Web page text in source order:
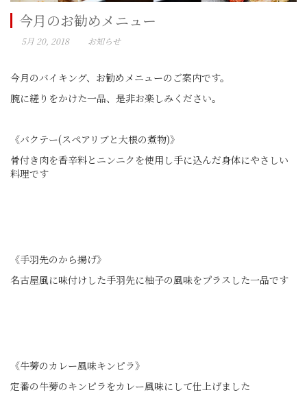
今月のお勧めメニュー
5月 20, 2018 お知らせ
今月のバイキング、お勧めメニューのご案内です。
腕に縒りをかけた一品、是非お楽しみください。
《バクテー(スペアリブと大根の煮物)》
骨付き肉を香辛料とニンニクを使用し手に込んだ身体にやさしい
料理です
《手羽先のから揚げ》
名古屋風に味付けした手羽先に柚子の風味をプラスした一品です
《牛蒡のカレー風味キンピラ》
定番の牛蒡のキンピラをカレー風味にして仕上げました